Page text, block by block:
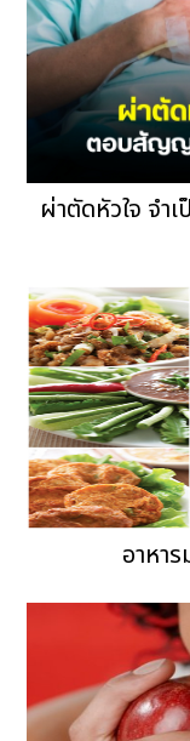
ผ่าตัดหัวใจ จำ
อาหา